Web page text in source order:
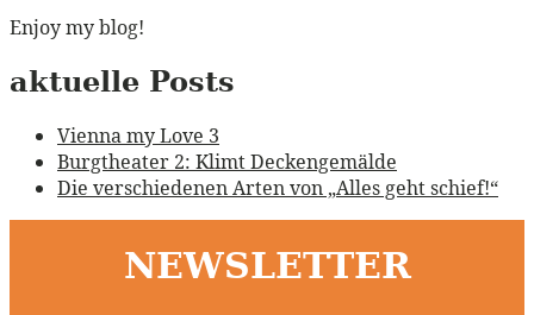
Enjoy my blog!
aktuelle Posts
Vienna my Love 3
Burgtheater 2: Klimt Deckengemälde
Die verschiedenen Arten von „Alles geht schief!“
NEWSLETTER